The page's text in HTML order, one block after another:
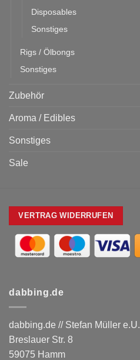
Disposables
Sonstiges
Rigs / Ölbongs
Sonstiges
Zubehör
Aroma / Edibles
Sonstiges
Sale
VERTRAG WIDERRUFEN
dabbing.de
dabbing.de // Stefan Müller e.U.
Breslauer Str. 8
59075 Hamm